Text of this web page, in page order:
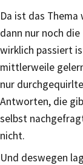
Da ist das Thema
dann nur noch
wirklich passiert
mittlerweile
nur
Antworten, die
selbst
nicht.
Und deswegen